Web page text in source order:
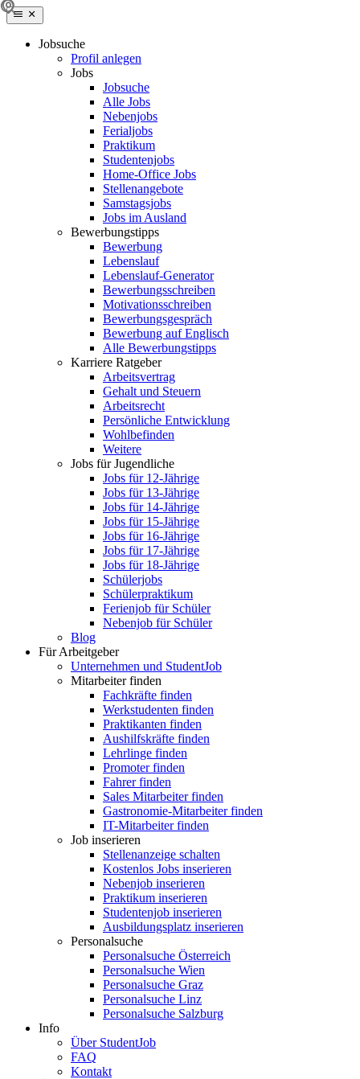
Jobsuche
Profil anlegen
Jobs
Jobsuche
Alle Jobs
Nebenjobs
Ferialjobs
Praktikum
Studentenjobs
Home-Office Jobs
Stellenangebote
Samstagsjobs
Jobs im Ausland
Bewerbungstipps
Bewerbung
Lebenslauf
Lebenslauf-Generator
Bewerbungsschreiben
Motivationsschreiben
Bewerbungsgespräch
Bewerbung auf Englisch
Alle Bewerbungstipps
Karriere Ratgeber
Arbeitsvertrag
Gehalt und Steuern
Arbeitsrecht
Persönliche Entwicklung
Wohlbefinden
Weitere
Jobs für Jugendliche
Jobs für 12-Jährige
Jobs für 13-Jährige
Jobs für 14-Jährige
Jobs für 15-Jährige
Jobs für 16-Jährige
Jobs für 17-Jährige
Jobs für 18-Jährige
Schülerjobs
Schülerpraktikum
Ferienjob für Schüler
Nebenjob für Schüler
Blog
Für Arbeitgeber
Unternehmen und StudentJob
Mitarbeiter finden
Fachkräfte finden
Werkstudenten finden
Praktikanten finden
Aushilfskräfte finden
Lehrlinge finden
Promoter finden
Fahrer finden
Sales Mitarbeiter finden
Gastronomie-Mitarbeiter finden
IT-Mitarbeiter finden
Job inserieren
Stellenanzeige schalten
Kostenlos Jobs inserieren
Nebenjob inserieren
Praktikum inserieren
Studentenjob inserieren
Ausbildungsplatz inserieren
Personalsuche
Personalsuche Österreich
Personalsuche Wien
Personalsuche Graz
Personalsuche Linz
Personalsuche Salzburg
Info
Über StudentJob
FAQ
Kontakt